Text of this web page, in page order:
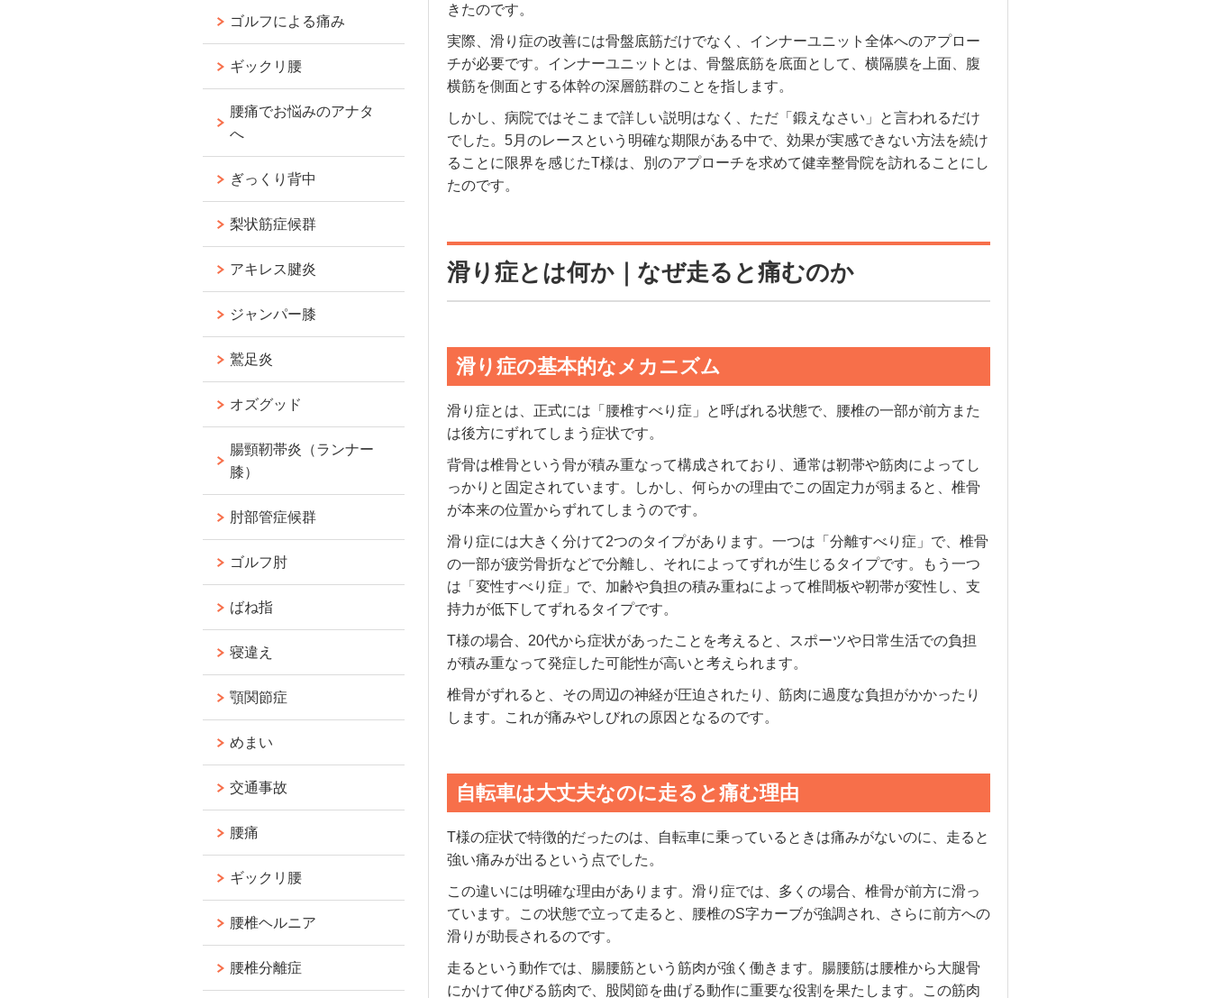
きたのです。
実際、滑り症の改善には骨盤底筋だけでなく、インナーユニット全体へのアプロー
チが必要です。インナーユニットとは、骨盤底筋を底面として、横隔膜を上面、腹
横筋を側面とする体幹の深層筋群のことを指します。
しかし、病院ではそこまで詳しい説明はなく、ただ「鍛えなさい」と言われるだけ
でした。5月のレースという明確な期限がある中で、効果が実感できない方法を続け
ることに限界を感じたT様は、別のアプローチを求めて健幸整骨院を訪れることにし
たのです。
滑り症とは何か｜なぜ走ると痛むのか
滑り症の基本的なメカニズム
滑り症とは、正式には「腰椎すべり症」と呼ばれる状態で、腰椎の一部が前方また
は後方にずれてしまう症状です。
背骨は椎骨という骨が積み重なって構成されており、通常は靭帯や筋肉によってし
っかりと固定されています。しかし、何らかの理由でこの固定力が弱まると、椎骨
が本来の位置からずれてしまうのです。
滑り症には大きく分けて2つのタイプがあります。一つは「分離すべり症」で、椎骨
の一部が疲労骨折などで分離し、それによってずれが生じるタイプです。もう一つ
は「変性すべり症」で、加齢や負担の積み重ねによって椎間板や靭帯が変性し、支
持力が低下してずれるタイプです。
T様の場合、20代から症状があったことを考えると、スポーツや日常生活での負担
が積み重なって発症した可能性が高いと考えられます。
椎骨がずれると、その周辺の神経が圧迫されたり、筋肉に過度な負担がかかったり
します。これが痛みやしびれの原因となるのです。
自転車は大丈夫なのに走ると痛む理由
T様の症状で特徴的だったのは、自転車に乗っているときは痛みがないのに、走ると
強い痛みが出るという点でした。
この違いには明確な理由があります。滑り症では、多くの場合、椎骨が前方に滑っ
ています。この状態で立って走ると、腰椎のS字カーブが強調され、さらに前方への
滑りが助長されるのです。
走るという動作では、腸腰筋という筋肉が強く働きます。腸腰筋は腰椎から大腿骨
にかけて伸びる筋肉で、股関節を曲げる動作に重要な役割を果たします。この筋肉
ゴルフによる痛み
ギックリ腰
腰痛でお悩みのアナタ
へ
ぎっくり背中
梨状筋症候群
アキレス腱炎
ジャンパー膝
鷲足炎
オズグッド
腸頸靭帯炎（ランナー
膝）
肘部管症候群
ゴルフ肘
ばね指
寝違え
顎関節症
めまい
交通事故
腰痛
ギックリ腰
腰椎ヘルニア
腰椎分離症